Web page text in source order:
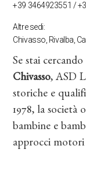
+39 3464923551 /
Altre sedi:
Chivasso, Rivalba,
Se stai
Chivasso, ASD
storiche e
1978, la società
bambine e
approcci motori